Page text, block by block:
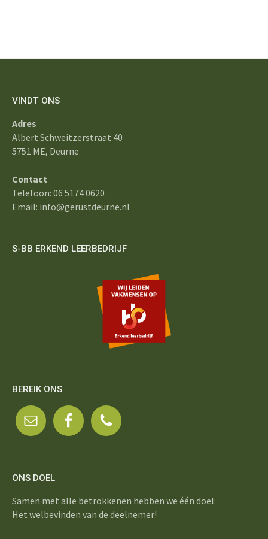
VINDT ONS
Adres
Albert Schweitzerstraat 40
5751 ME, Deurne
Contact
Telefoon: 06 5174 0620
Email: info@gerustdeurne.nl
S-BB ERKEND LEERBEDRIJF
BEREIK ONS
ONS DOEL
Samen met alle betrokkenen hebben we één doel:
Het welbevinden van de deelnemer!